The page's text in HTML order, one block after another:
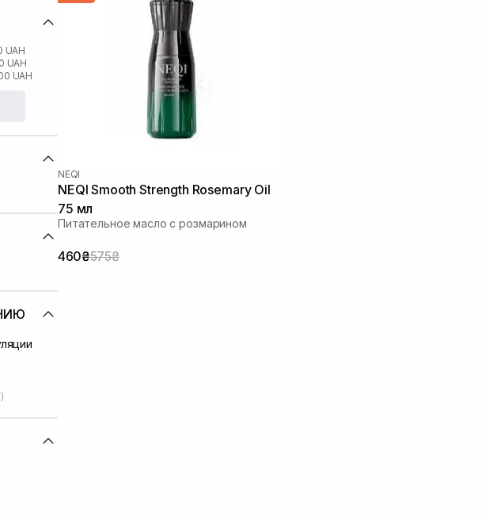
UAH
UAH
UAH
NEQI
NEQI Smooth Strength Rosemary Oil
75 мл
Питательное масло с розмарином
460₴575₴